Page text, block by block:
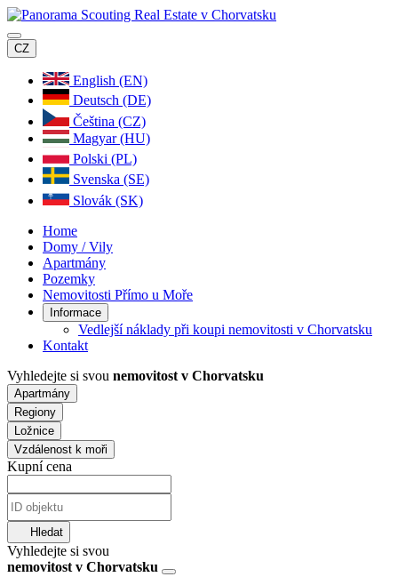
CZ
English (EN)
Deutsch (DE)
Čeština (CZ)
Magyar (HU)
Polski (PL)
Svenska (SE)
Slovák (SK)
Home
Domy / Vily
Apartmány
Pozemky
Nemovitosti Přímo u Moře
Informace
Vedlejší náklady při koupi nemovitosti v Chorvatsku
Kontakt
Vyhledejte si svou nemovitost v Chorvatsku
Apartmány
Regiony
Ložnice
Vzdálenost k moři
Kupní cena
Hledat
Vyhledejte si svou
nemovitost v Chorvatsku